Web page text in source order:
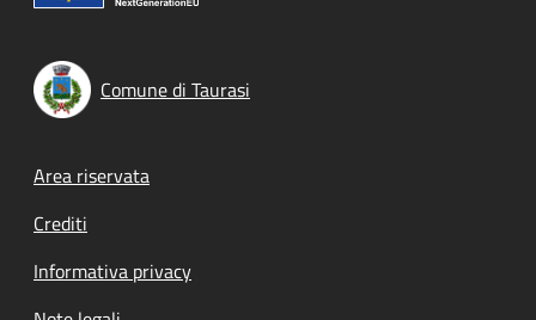
Comune di Taurasi
Footer menu
Area riservata
Crediti
Informativa privacy